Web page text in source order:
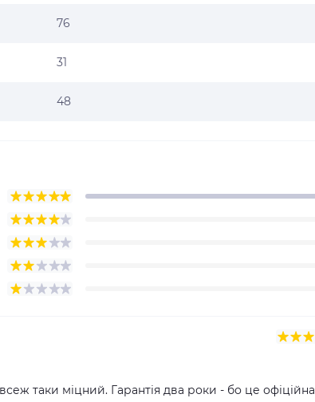
76
31
48
таки міцний. Гарантія два роки - бо це офіційна